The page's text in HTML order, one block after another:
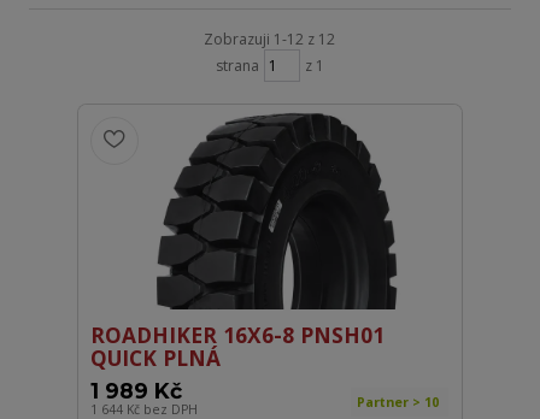
Zobrazuji 1-12 z 12
strana
z 1
ROADHIKER 16X6-8 PNSH01
QUICK PLNÁ
1 989 Kč
1 644 Kč bez DPH Partner > 10